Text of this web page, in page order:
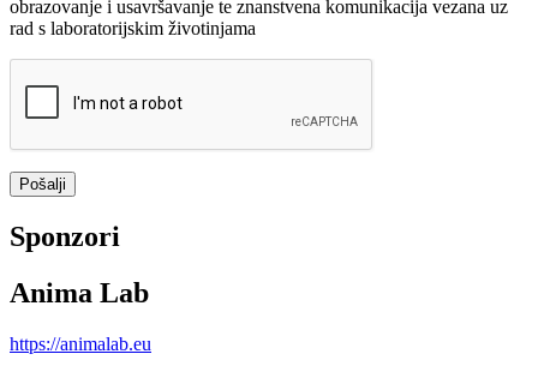
obrazovanje i usavršavanje te znanstvena komunikacija vezana uz
rad s laboratorijskim životinjama
Sponzori
Anima Lab
https://animalab.eu